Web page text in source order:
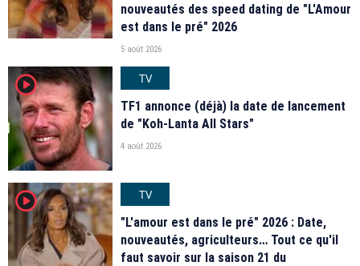
nouveautés des speed dating de "L'Amour
est dans le pré" 2026
5 août 2026
player2
TV
TF1 annonce (déjà) la date de lancement
de "Koh-Lanta All Stars"
4 août 2026
player2
TV
"L'amour est dans le pré" 2026 : Date,
nouveautés, agriculteurs… Tout ce qu'il
faut savoir sur la saison 21 du